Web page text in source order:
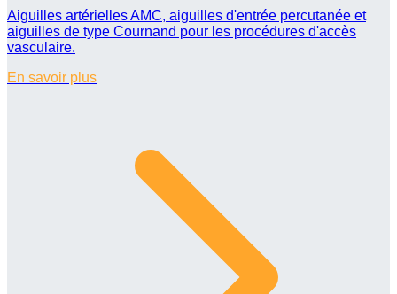
Aiguilles artérielles AMC, aiguilles d'entrée percutanée et
aiguilles de type Cournand pour les procédures d'accès
vasculaire.
En savoir plus